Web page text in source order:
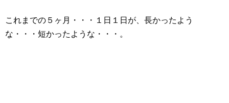
これまでの５ヶ月・・・１日１日が、長かったよう
な・・・短かったような・・・。